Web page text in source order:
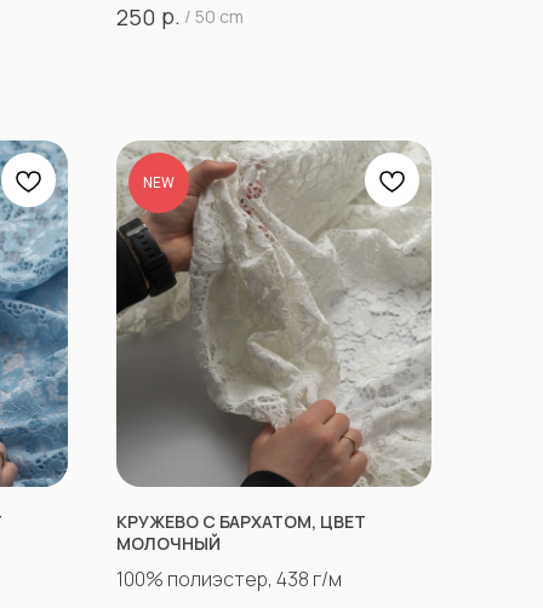
250 р. / 50 cm
NEW
КРУЖЕВО С БАРХАТОМ, ЦВЕТ
МОЛОЧНЫЙ
100% полиэстер, 438 г/м